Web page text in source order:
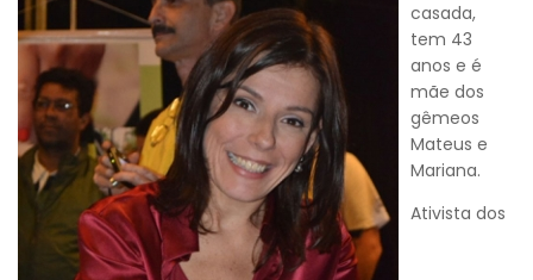
casada,
tem 43
anos e é
mãe dos
gêmeos
Mateus e
Mariana.
Ativista dos